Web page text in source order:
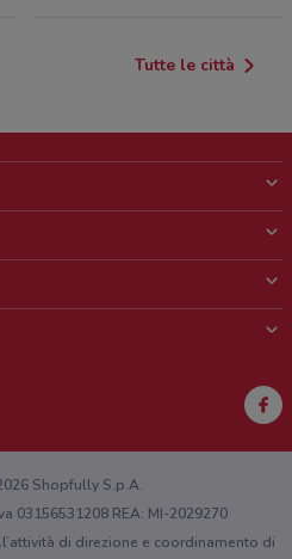
Tutte le città
o sull'app?
Shopfully S.p.A.
03156531208 REA: MI-2029270
di direzione e coordinamento di